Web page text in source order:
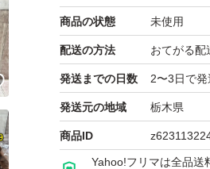
●賞味期限、原材料等は
※ゆうパケット（窓口手
ため、緩衝材なし、宅配
※他にも、アウトレット
商品の状態 未使用
配送の方法 おてがる配
発送までの日数 2〜3日で発
発送元の地域 栃木県
商品ID
Yahoo!フリマは全品送
いいね！